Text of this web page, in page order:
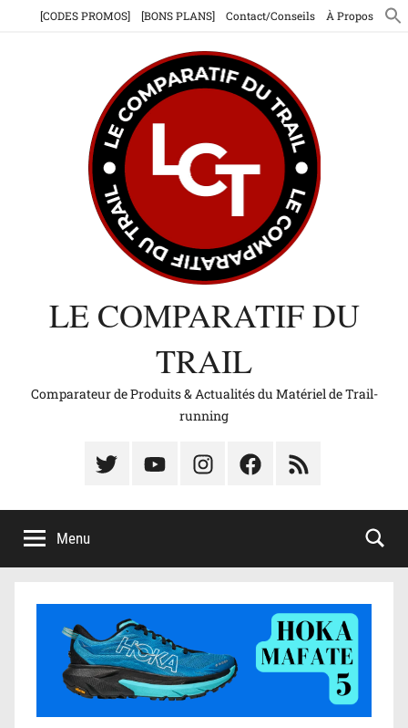
[CODES PROMOS] [BONS PLANS] Contact/Conseils À Propos
LE COMPARATIF DU
TRAIL
Comparateur de Produits & Actualités du Matériel de Trail-
running
Élément
menu
Élément
menu
Élément
menu
Élément
menu
Élément
menu
Menu